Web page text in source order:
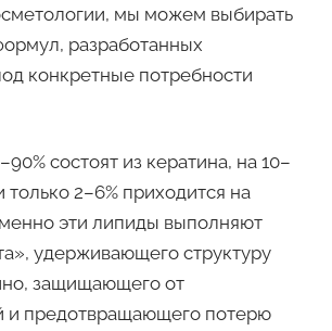
мы можем выбирать
разработанных
конкретные потребности
состоят из кератина, на 10–
только 2–6% приходится на
эти липиды выполняют
удерживающего структуру
защищающего от
и предотвращающего потерю